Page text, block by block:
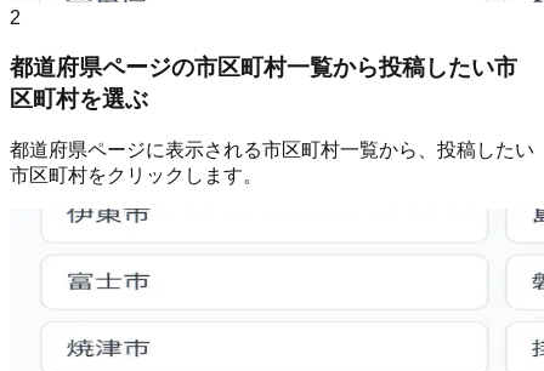
2
都道府県ページの市区町村一覧から投稿したい市
区町村を選ぶ
都道府県ページに表示される市区町村一覧から、投稿したい
市区町村をクリックします。